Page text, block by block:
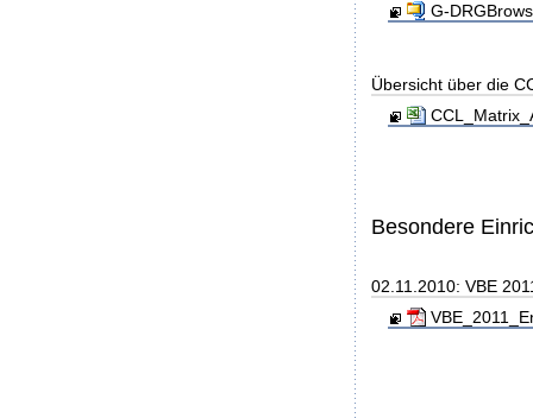
G-
Übersicht über die
Besondere
02.11.2010: VBE